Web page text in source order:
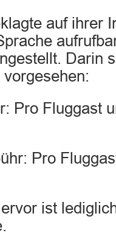
auf ihrer
Darin
Pro Fluggast
Pro
ist